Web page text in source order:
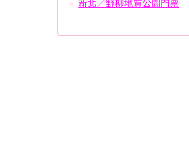
新北／野柳地質公園門票